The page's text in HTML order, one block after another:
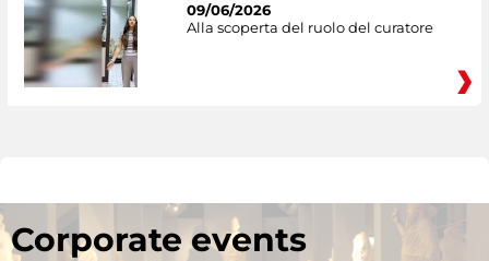
09/06/2026
Alla scoperta del ruolo del curatore
Corporate events